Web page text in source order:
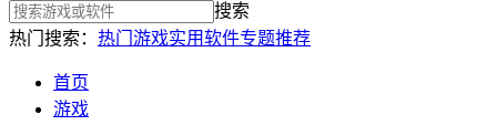
搜索
热门搜索： 热门游戏实用软件专题推荐
首页
游戏